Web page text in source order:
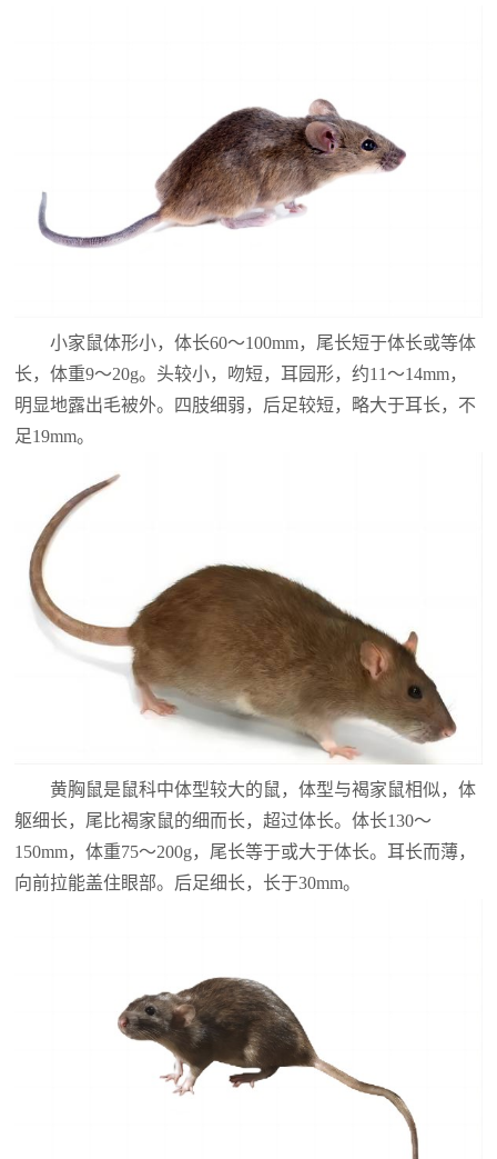
小家鼠体形小，体长60～100mm，尾长短于体长或等体
长，体重9～20g。头较小，吻短，耳园形，约11～14mm，
明显地露出毛被外。四肢细弱，后足较短，略大于耳长，不
足19mm。
黄胸鼠是鼠科中体型较大的鼠，体型与褐家鼠相似，体
躯细长，尾比褐家鼠的细而长，超过体长。体长130～
150mm，体重75～200g，尾长等于或大于体长。耳长而薄，
向前拉能盖住眼部。后足细长，长于30mm。